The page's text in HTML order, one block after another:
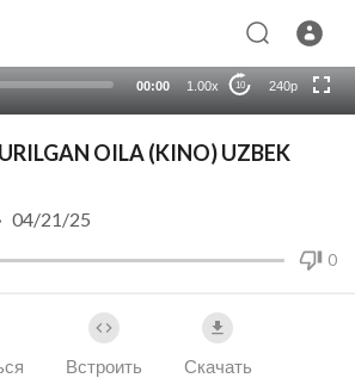
00:00 1.00x 10 240p
HD
OILA (KINO) UZBEK
0
04/21/25
Встроить Скачать